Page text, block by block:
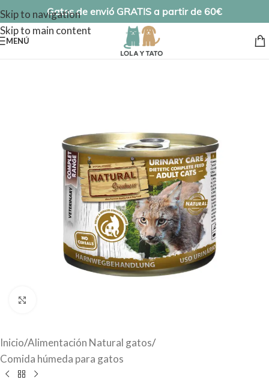
Skip to navigation
Skip to main content
Gatos de envió GRATIS a partir de 60€
MENÚ
Inicio/Alimentación Natural gatos/
Comida húmeda para gatos